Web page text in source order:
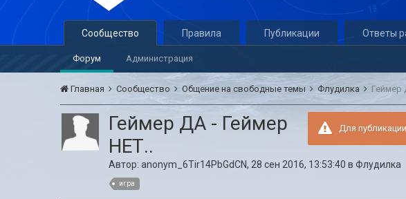
Сообщество
Форум Администрация
Правила Публикации Ответы
Главная Сообщество Общение на свободные темы Флудилка Геймер
Для
Геймер ДА - Геймер
НЕТ..
Автор:anonym_6Tir14PbGdCN, 28 сен 2016, 13:53:40 вФлудилка
игра